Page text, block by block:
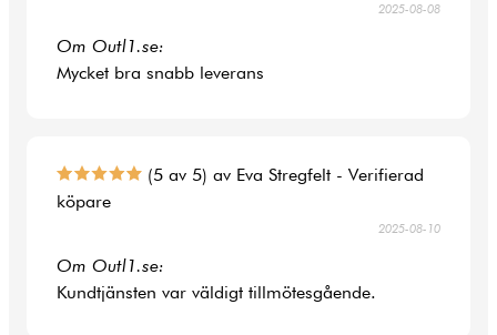
2025-08-08
Om Outl1.se:
Mycket bra snabb leverans
(5 av 5) av Eva Stregfelt - Verifierad
köpare
2025-08-10
Om Outl1.se:
Kundtjänsten var väldigt tillmötesgående.